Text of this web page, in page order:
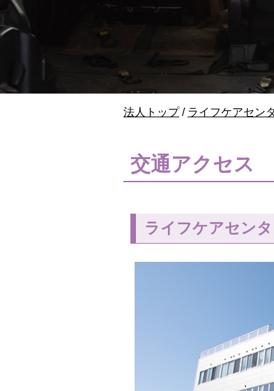
現
位
置：
法人トップ/ ライフケアセン
交通アクセス
ライフケアセン